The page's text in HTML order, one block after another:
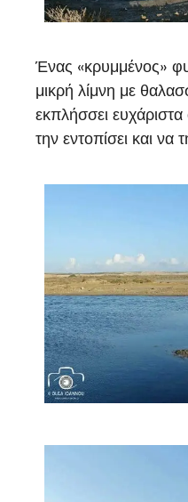
Ένας «κρυμμένος»
μικρή λίμνη με
εκπλήσσει
την εντοπίσει και να